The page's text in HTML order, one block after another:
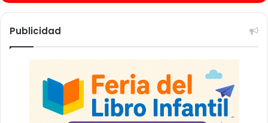
Publicidad